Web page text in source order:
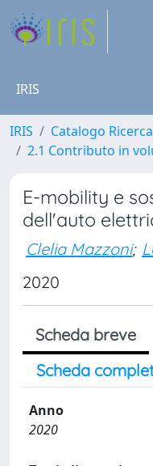
IRIS
IRIS Catalogo Ricerca
2.1 Contributo in
E-mobility e
dell'auto
Clelia Mazzoni;
2020
Scheda breve
Scheda
Anno
2020